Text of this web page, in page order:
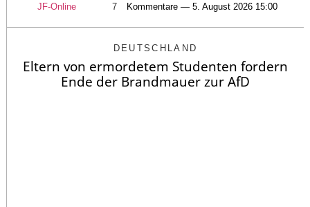
JF-Online 7 Kommentare — 5. August 2026 15:00
DEUTSCHLAND
Eltern von ermordetem Studenten fordern
Ende der Brandmauer zur AfD